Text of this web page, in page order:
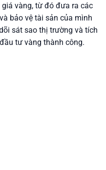
vàng, từ đó đưa ra các
bảo vệ tài sản của mình
sát sao thị trường và tích
tư vàng thành công.